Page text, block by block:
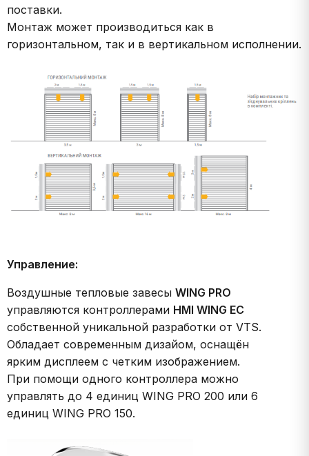
поставки.
Монтаж может производиться как в
горизонтальном, так и в вертикальном исполнении.
Управление:
Воздушные тепловые завесы WING PRO
управляются контроллерами HMI WING EC
собственной уникальной разработки от VTS.
Обладает современным дизайом, оснащён
ярким дисплеем с четким изображением.
При помощи одного контроллера можно
управлять до 4 единиц WING PRO 200 или 6
единиц WING PRO 150.